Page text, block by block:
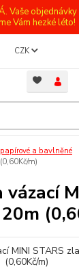
Vaše
Vám hezké léto!
CZK
a bavlněné
m)